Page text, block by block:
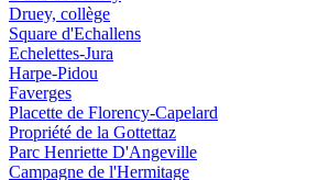
Druey, collège
Square d'Echallens
Echelettes-Jura
Harpe-Pidou
Faverges
Placette de Florency-Capelard
Propriété de la Gottettaz
Parc Henriette D'Angeville
Campagne de l'Hermitage